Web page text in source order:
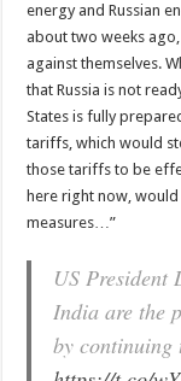
energy and Russian
about two weeks
against themselves.
that Russia is not
States is fully
tariffs, which would
those tariffs to be
here right now,
measures…”
US
India are the
by continuing